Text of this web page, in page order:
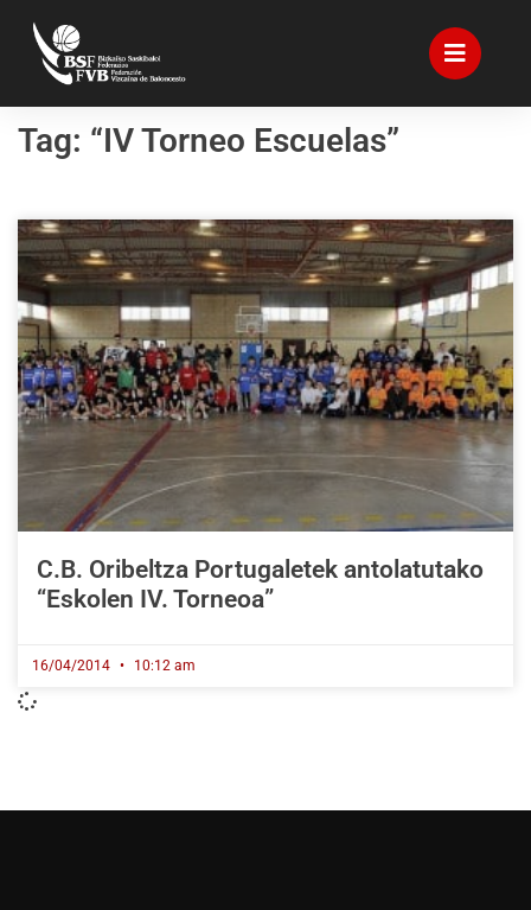
Tag: “IV Torneo Escuelas”
C.B. Oribeltza Portugaletek antolatutako
“Eskolen IV. Torneoa”
16/04/2014 10:12 am